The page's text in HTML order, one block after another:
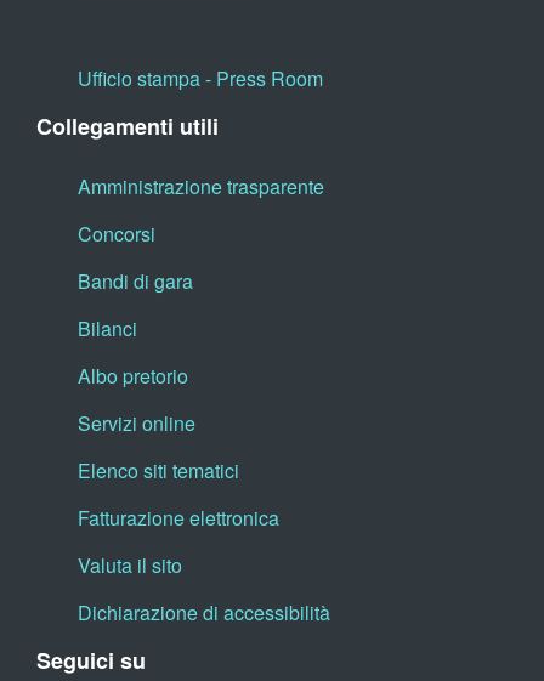
Ufficio stampa - Press Room
Collegamenti utili
Amministrazione trasparente
Concorsi
Bandi di gara
Bilanci
Albo pretorio
Servizi online
Elenco siti tematici
Fatturazione elettronica
Valuta il sito
Dichiarazione di accessibilità
Seguici su